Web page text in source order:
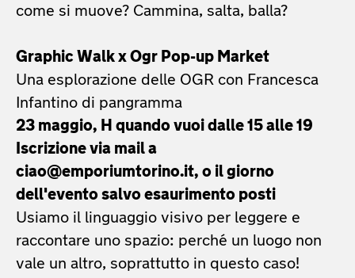
come si muove? Cammina, salta, balla?
Graphic Walk x Ogr Pop-up Market
Una esplorazione delle OGR con Francesca
Infantino di pangramma
23 maggio, H quando vuoi dalle 15 alle 19
Iscrizione via mail a
ciao@emporiumtorino.it, o il giorno
dell'evento salvo esaurimento posti
Usiamo il linguaggio visivo per leggere e
raccontare uno spazio: perché un luogo non
vale un altro, soprattutto in questo caso!